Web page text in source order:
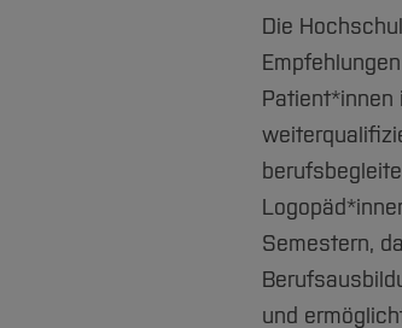
Die
Patient*innen
Semestern,
und